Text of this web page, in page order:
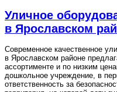
Уличное
в Ярославском
Современное качественное
в Ярославском районе
ассортименте и по низким
дошкольное учреждение, в
ответственность за